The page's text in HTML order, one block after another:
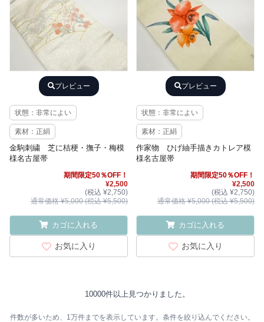
プレビュー
状態：非常によい
素材：正絹
金駒刺繍 芝に桔梗・撫子・梅模
様名古屋帯
期間限定50％OFF！
¥2,500
(税込 ¥2,750)
通常価格 ¥5,000 (税込 ¥5,500)
カゴに入れる
お気に入り
プレビュー
状態：非常によい
素材：正絹
作家物 ひげ紬手描きカトレア模
様名古屋帯
期間限定50％OFF！
¥2,500
(税込 ¥2,750)
通常価格 ¥5,000 (税込 ¥5,500)
カゴに入れる
お気に入り
10000件以上見つかりました。
件数が多いため、1万件までを表示しています。条件を絞り込んでください。